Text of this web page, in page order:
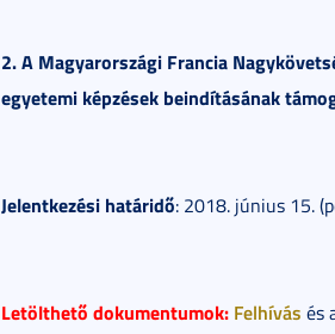
2. A Magyarországi Francia
egyetemi képzések beindításának
Jelentkezési határidő: 2018. június 15.
Letölthető dokumentumok: Felhívás és